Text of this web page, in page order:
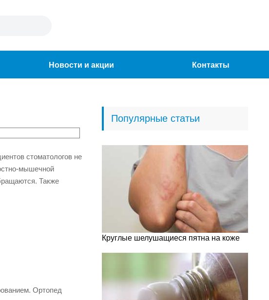
Новости и акции Контакты
стоматологов не
мышечной
Также
Ортопед
Популярные статьи
Круглые шелушащиеся пятна на коже